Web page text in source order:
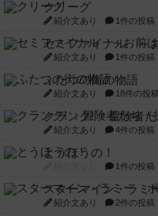
クリーグ
紹介文あり 1件の投稿
セミファイナル ～
紹介文あり 1件の投稿
ふたつの街の物語
紹介文あり 18件の投稿
クランク! ：冒険者た
紹介文あり 4件の投稿
とうほうの！
1件の投稿
スターマイン・ラミ
紹介文あり 2件の投稿